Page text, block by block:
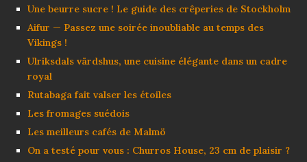
Une beurre sucre ! Le guide des crêperies de Stockholm
Aifur — Passez une soirée inoubliable au temps des
Vikings !
Ulriksdals värdshus, une cuisine élégante dans un cadre
royal
Rutabaga fait valser les étoiles
Les fromages suédois
Les meilleurs cafés de Malmö
On a testé pour vous : Churros House, 23 cm de plaisir ?